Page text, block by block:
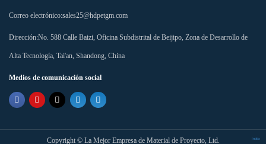
Correo electrónico:sales25@hdpetgm.com
Dirección:No. 588 Calle Baizi, Oficina Subdistrital de Beijipo, Zona de Desarrollo de
Alta Tecnología, Tai'an, Shandong, China
Medios de comunicación social
Copyright © La Mejor Empresa de Material de Proyecto, Ltd. Index